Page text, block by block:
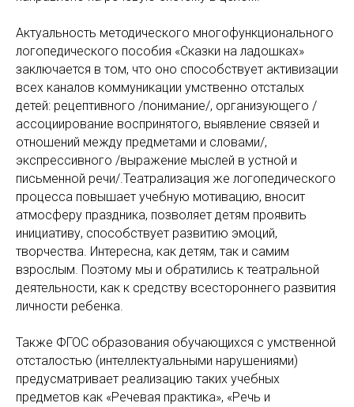
Актуальность методического многофункционального
логопедического пособия «Сказки на ладошках»
заключается в том, что оно способствует активизации
всех каналов коммуникации умственно отсталых
детей: рецептивного /понимание/, организующего /
ассоциирование воспринятого, выявление связей и
отношений между предметами и словами/,
экспрессивного /выражение мыслей в устной и
письменной речи/.Театрализация же логопедического
процесса повышает учебную мотивацию, вносит
атмосферу праздника, позволяет детям проявить
инициативу, способствует развитию эмоций,
творчества. Интересна, как детям, так и самим
взрослым. Поэтому мы и обратились к театральной
деятельности, как к средству всестороннего развития
личности ребенка.
Также ФГОС образования обучающихся с умственной
отсталостью (интеллектуальными нарушениями)
предусматривает реализацию таких учебных
предметов как «Речевая практика», «Речь и